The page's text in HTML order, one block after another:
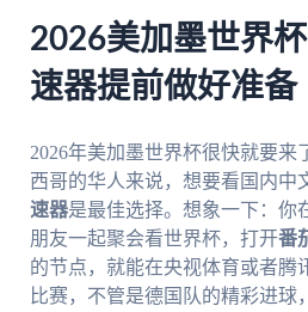
2026美加墨世界
速器提前做好准备
2026年美加墨世界杯很快就要来
西哥的华人来说，想要看国内中
速器是最佳选择。想象一下：你
朋友一起聚会看世界杯，打开番
的节点，就能在央视体育或者腾
比赛，不管是德国队的精彩进球